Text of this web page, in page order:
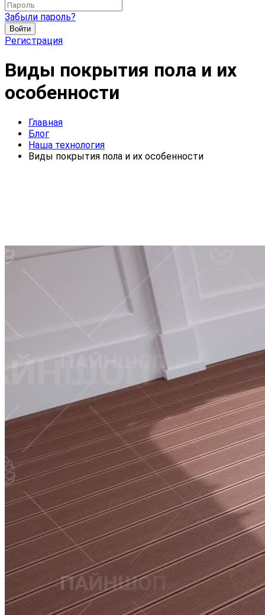
Забыли пароль?
Войти
Регистрация
Виды покрытия пола и их
особенности
Главная
Блог
Наша технология
Виды покрытия пола и их особенности